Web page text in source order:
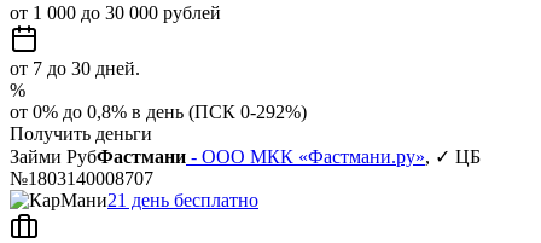
от 1 000 до 30 000 рублей
от 7 до 30 дней.
%
от 0% до 0,8% в день (ПСК 0-292%)
Получить деньги
Займи РубФастмани - ООО МКК «Фастмани.ру», ✓ ЦБ
№1803140008707
21 день бесплатно